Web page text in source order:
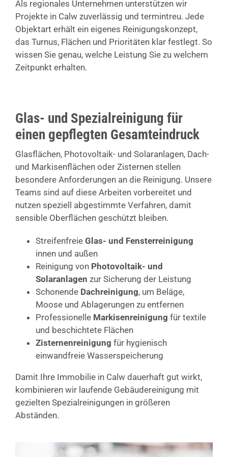
Als regionales Unternehmen unterstützen wir
Projekte in Calw zuverlässig und termintreu. Jede
Objektart erhält ein eigenes Reinigungskonzept,
das Turnus, Flächen und Prioritäten klar festlegt. So
wissen Sie genau, welche Leistung Sie zu welchem
Zeitpunkt erhalten.
Glas- und Spezialreinigung für
einen gepflegten Gesamteindruck
Glasflächen, Photovoltaik- und Solaranlagen, Dach-
und Markisenflächen oder Zisternen stellen
besondere Anforderungen an die Reinigung. Unsere
Teams sind auf diese Arbeiten vorbereitet und
nutzen speziell abgestimmte Verfahren, damit
sensible Oberflächen geschützt bleiben.
Streifenfreie Glas- und Fensterreinigung
innen und außen
Reinigung von Photovoltaik- und
Solaranlagen zur Sicherung der Leistung
Schonende Dachreinigung, um Beläge,
Moose und Ablagerungen zu entfernen
Professionelle Markisenreinigung für textile
und beschichtete Flächen
Zisternenreinigung für hygienisch
einwandfreie Wasserspeicherung
Damit Ihre Immobilie in Calw dauerhaft gut wirkt,
kombinieren wir laufende Gebäudereinigung mit
gezielten Spezialreinigungen in größeren
Abständen.